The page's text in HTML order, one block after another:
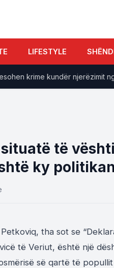
LIFESTYLE
krime kundër njerëzimit nga
të
ky politikan
tha sot se
të Veriut, është një
së qartë të